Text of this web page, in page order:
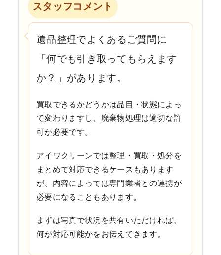
スタッフコメント
遺品整理でよくあるご質問に
「何でも引き取ってもらえます
か？」があります。
買取できるかどうかは品目・状態によっ
て変わりますし、廃棄物処理は適切な許
可が必要です。
アイワクリーンでは整理・買取・処分を
まとめて対応できるケースもあります
が、内容によっては専門業者との連携が
必要になることもあります。
まずは写真で状況を共有いただければ、
何が対応可能かをお伝えできます。